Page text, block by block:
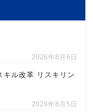
2026年8月6日
キル改革 リスキリン
2026年8月5日